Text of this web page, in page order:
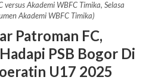
Akademi WBFC Timika, Selasa
Akademi WBFC Timika)
Patroman FC,
PSB Bogor Di
U17 2025